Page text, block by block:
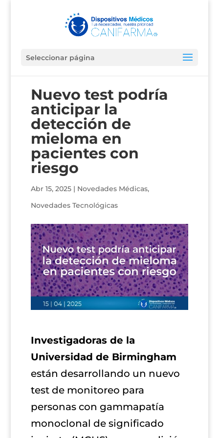
Seleccionar página
Nuevo test podría
anticipar la
detección de
mieloma en
pacientes con
riesgo
Abr 15, 2025| Novedades Médicas,
Novedades Tecnológicas
Investigadoras de la
Universidad de Birmingham
están desarrollando un nuevo
test de monitoreo para
personas con gammapatía
monoclonal de significado